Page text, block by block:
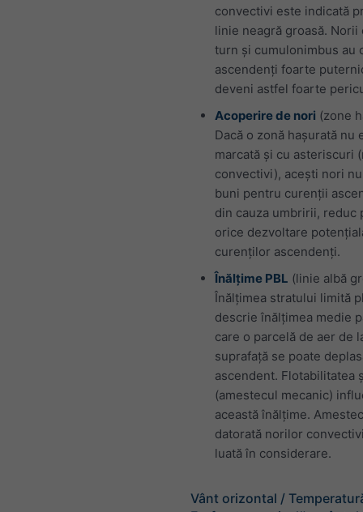
convectivi este indicată
linie neagră groasă. Norii
turn și cumulonimbus au
ascendenți foarte
deveni astfel foarte
Acoperire de nori (zone
Dacă o zonă hașurată nu
marcată și cu asteriscuri
convectivi), acești nori
buni pentru curenții
din cauza umbririi, reduc
orice dezvoltare
curenților ascendenți.
Înălțime PBL (linie albă
Înălțimea stratului limită
descrie înălțimea medie
care o parcelă de aer de
suprafață se poate
ascendent. Flotabilitatea
(amestecul mecanic)
această înălțime.
datorată norilor
luată în considerare.
Vânt orizontal /